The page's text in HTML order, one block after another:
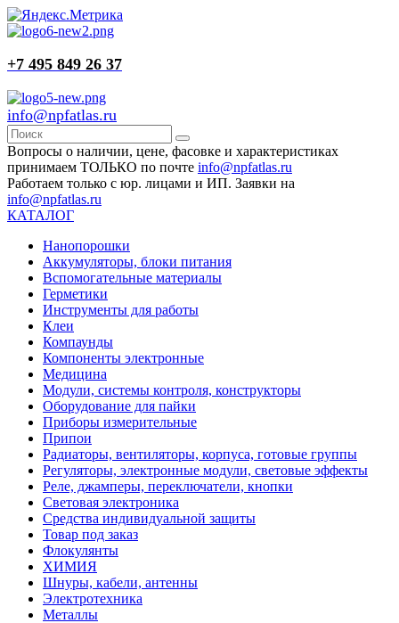
+7 495 849 26 37
info@npfatlas.ru
Вопросы о наличии, цене, фасовке и характеристиках
принимаем ТОЛЬКО по почте info@npfatlas.ru
Работаем только с юр. лицами и ИП. Заявки на
info@npfatlas.ru
КАТАЛОГ
Нанопорошки
Аккумуляторы, блоки питания
Вспомогательные материалы
Герметики
Инструменты для работы
Клеи
Компаунды
Компоненты электронные
Медицина
Модули, системы контроля, конструкторы
Оборудование для пайки
Приборы измерительные
Припои
Радиаторы, вентиляторы, корпуса, готовые группы
Регуляторы, электронные модули, световые эффекты
Реле, джамперы, переключатели, кнопки
Световая электроника
Средства индивидуальной защиты
Товар под заказ
Флокулянты
ХИМИЯ
Шнуры, кабели, антенны
Электротехника
Металлы